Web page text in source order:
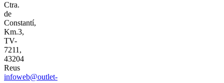
Ctra.
de
Constantí,
Km.3,
TV-
7211,
43204
Reus
infoweb@outlet-